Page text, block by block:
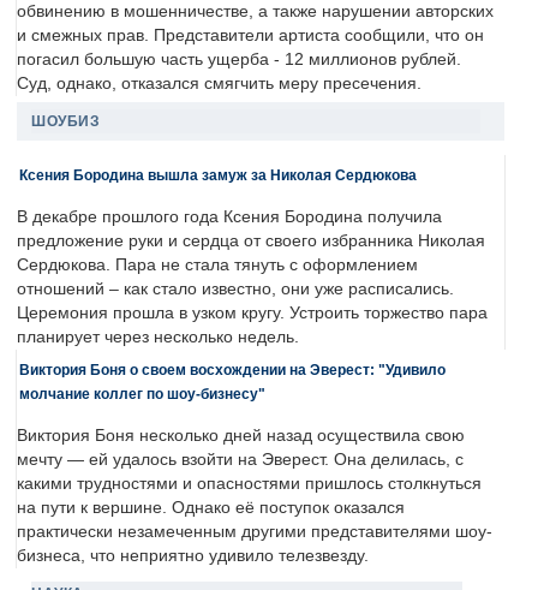
обвинению в мошенничестве, а также нарушении авторских
и смежных прав. Представители артиста сообщили, что он
погасил большую часть ущерба - 12 миллионов рублей.
Суд, однако, отказался смягчить меру пресечения.
ШОУБИЗ
Ксения Бородина вышла замуж за Николая Сердюкова
В декабре прошлого года Ксения Бородина получила
предложение руки и сердца от своего избранника Николая
Сердюкова. Пара не стала тянуть с оформлением
отношений – как стало известно, они уже расписались.
Церемония прошла в узком кругу. Устроить торжество пара
планирует через несколько недель.
Виктория Боня о своем восхождении на Эверест: "Удивило
молчание коллег по шоу-бизнесу"
Виктория Боня несколько дней назад осуществила свою
мечту — ей удалось взойти на Эверест. Она делилась, с
какими трудностями и опасностями пришлось столкнуться
на пути к вершине. Однако её поступок оказался
практически незамеченным другими представителями шоу-
бизнеса, что неприятно удивило телезвезду.